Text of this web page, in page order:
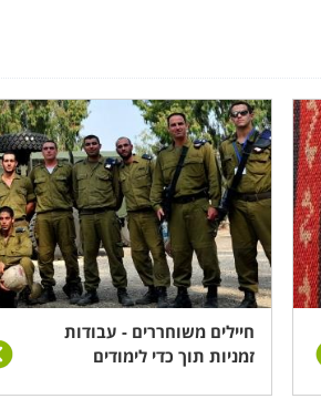
חיילים משוחררים - עבודות
זמניות תוך כדי לימודים